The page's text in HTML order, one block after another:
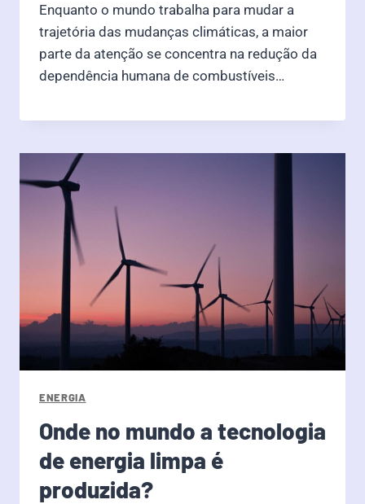
Enquanto o mundo trabalha para mudar a
trajetória das mudanças climáticas, a maior
parte da atenção se concentra na redução da
dependência humana de combustíveis…
ENERGIA
Onde no mundo a tecnologia
de energia limpa é
produzida?